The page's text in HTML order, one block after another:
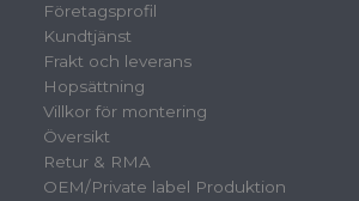
Företagsprofil
Kundtjänst
Frakt och leverans
Hopsättning
Villkor för montering
Översikt
Retur & RMA
OEM/Private label Produktion